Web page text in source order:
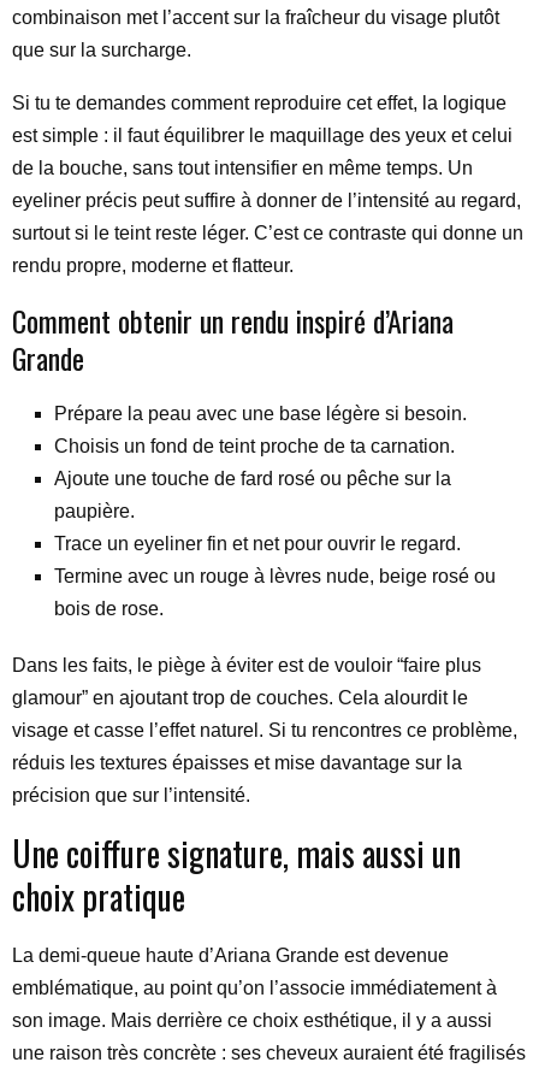
combinaison met l’accent sur la fraîcheur du visage plutôt
que sur la surcharge.
Si tu te demandes comment reproduire cet effet, la logique
est simple : il faut équilibrer le maquillage des yeux et celui
de la bouche, sans tout intensifier en même temps. Un
eyeliner précis peut suffire à donner de l’intensité au regard,
surtout si le teint reste léger. C’est ce contraste qui donne un
rendu propre, moderne et flatteur.
Comment obtenir un rendu inspiré d’Ariana
Grande
Prépare la peau avec une base légère si besoin.
Choisis un fond de teint proche de ta carnation.
Ajoute une touche de fard rosé ou pêche sur la
paupière.
Trace un eyeliner fin et net pour ouvrir le regard.
Termine avec un rouge à lèvres nude, beige rosé ou
bois de rose.
Dans les faits, le piège à éviter est de vouloir “faire plus
glamour” en ajoutant trop de couches. Cela alourdit le
visage et casse l’effet naturel. Si tu rencontres ce problème,
réduis les textures épaisses et mise davantage sur la
précision que sur l’intensité.
Une coiffure signature, mais aussi un
choix pratique
La demi-queue haute d’Ariana Grande est devenue
emblématique, au point qu’on l’associe immédiatement à
son image. Mais derrière ce choix esthétique, il y a aussi
une raison très concrète : ses cheveux auraient été fragilisés